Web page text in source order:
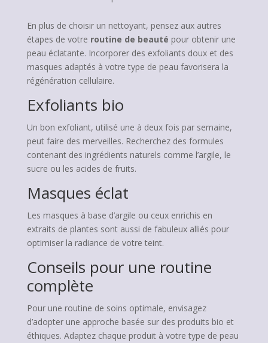
En plus de choisir un nettoyant, pensez aux autres
étapes de votre routine de beauté pour obtenir une
peau éclatante. Incorporer des exfoliants doux et des
masques adaptés à votre type de peau favorisera la
régénération cellulaire.
Exfoliants bio
Un bon exfoliant, utilisé une à deux fois par semaine,
peut faire des merveilles. Recherchez des formules
contenant des ingrédients naturels comme l’argile, le
sucre ou les acides de fruits.
Masques éclat
Les masques à base d’argile ou ceux enrichis en
extraits de plantes sont aussi de fabuleux alliés pour
optimiser la radiance de votre teint.
Conseils pour une routine
complète
Pour une routine de soins optimale, envisagez
d’adopter une approche basée sur des produits bio et
éthiques. Adaptez chaque produit à votre type de peau